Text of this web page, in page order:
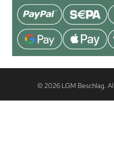
© 2026 LGM Beschlag.